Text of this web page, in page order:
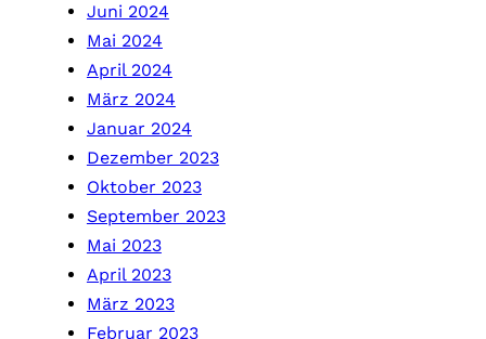
Juni 2024
Mai 2024
April 2024
März 2024
Januar 2024
Dezember 2023
Oktober 2023
September 2023
Mai 2023
April 2023
März 2023
Februar 2023